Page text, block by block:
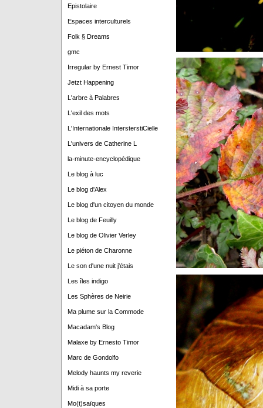
Epistolaire
Espaces interculturels
Folk § Dreams
gmc
Irregular by Ernest Timor
Jetzt Happening
L'arbre à Palabres
L'exil des mots
L'Internationale IntersterstiCielle
L'univers de Catherine L
la-minute-encyclopédique
Le blog à luc
Le blog d'Alex
Le blog d'un citoyen du monde
Le blog de Feuilly
Le blog de Olivier Verley
Le piéton de Charonne
Le son d'une nuit j'étais
Les îles indigo
Les Sphères de Neirie
Ma plume sur la Commode
Macadam's Blog
Malaxe by Ernesto Timor
Marc de Gondolfo
Melody haunts my reverie
Midi à sa porte
Mo(t)saïques